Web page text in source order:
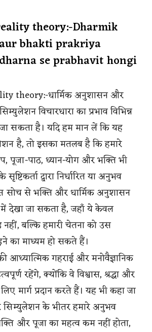
theory:-Dharmik
bhakti prakriya
se prabhavit hongi
theory:-धार्मिक अनुशासन और
विचारधारा का प्रभाव विभिन्न
सकता है। यदि हम मान लें कि यह
है, तो इसका मतलब है कि हमारे
पूजा-पाठ, ध्यान-योग और भक्ति भी
द्वारा निर्धारित या अनुभव
सोच से भक्ति और धार्मिक अनुशासन
देखा जा सकता है, जहाँ ये केवल
नहीं, बल्कि हमारी चेतना को उस
का माध्यम हो सकते हैं।
आध्यात्मिक गहराई और मनोवैज्ञानिक
रहेंगे, क्योंकि वे विश्वास, श्रद्धा और
मार्ग प्रदान करते हैं। यह भी कहा जा
के भीतर हमारे अनुभव
और पूजा का महत्व कम नहीं होता,